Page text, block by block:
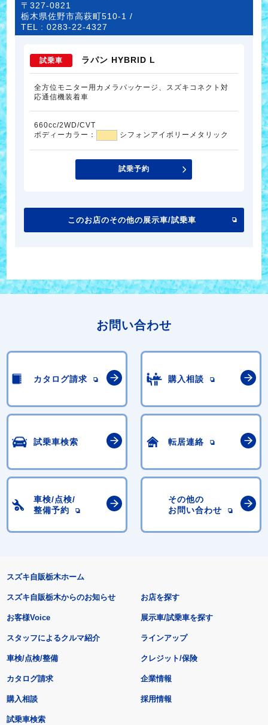
〒327-0821
栃木県佐野市高萩町510-1 /
TEL :0283-22-4327
試乗車 ラパン HYBRID L
全方位モニター用カメラパッケージ、スズキコネクト対
応通信機装着車
660cc/2WD/CVT
ボディーカラー：
シフォンアイボリーメタリック
試乗予約
このお店のその他の展示車/試乗車
お問い合わせ
カタログ請求 購入相談
試乗車検索 転居連絡
車検/点検/
整備予約
その他の
お問い合わせ
スズキ自販栃木ホーム
スズキ自販栃木からのお知らせ
お客様Voice
スタッフによるクルマ紹介
お店を探す
展示車/試乗車を探す
ラインアップ
車検/点検/整備 クレジット/保険
カタログ請求
購入相談
試乗車検索
企業情報
採用情報